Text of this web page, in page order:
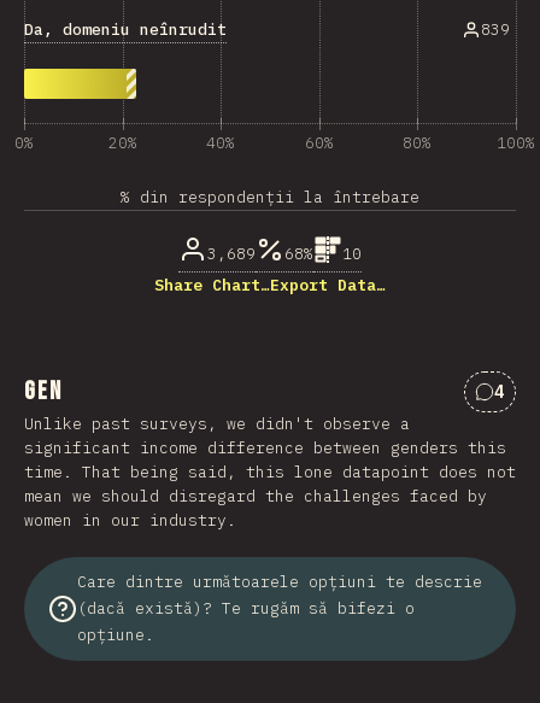
Da, domeniu neînrudit 839
0% 20% 40% 60% 80% 100%
% din respondenții la întrebare
3,689 68%
10
Share Chart…Export Data…
Gen 4
Unlike past surveys, we didn't observe a
significant income difference between genders this
time. That being said, this lone datapoint does not
mean we should disregard the challenges faced by
women in our industry.
Care dintre următoarele opțiuni te descrie
(dacă există)? Te rugăm să bifezi o
opțiune.